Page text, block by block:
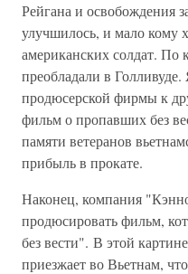
Рейгана и освобождения
улучшилось, и мало кому
американских солдат. По
преобладали в
продюсерской фирмы к
фильм о пропавших без
памяти ветеранов
прибыль в прокате.
Наконец, компания
продюсировать фильм,
без вести". В этой
приезжает во Вьетнам,